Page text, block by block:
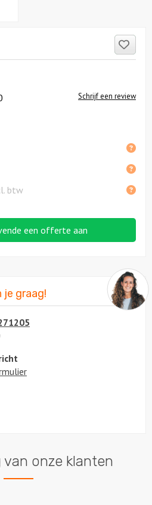
Schrijf een review
btw
een offerte aan
je graag!
van onze klanten